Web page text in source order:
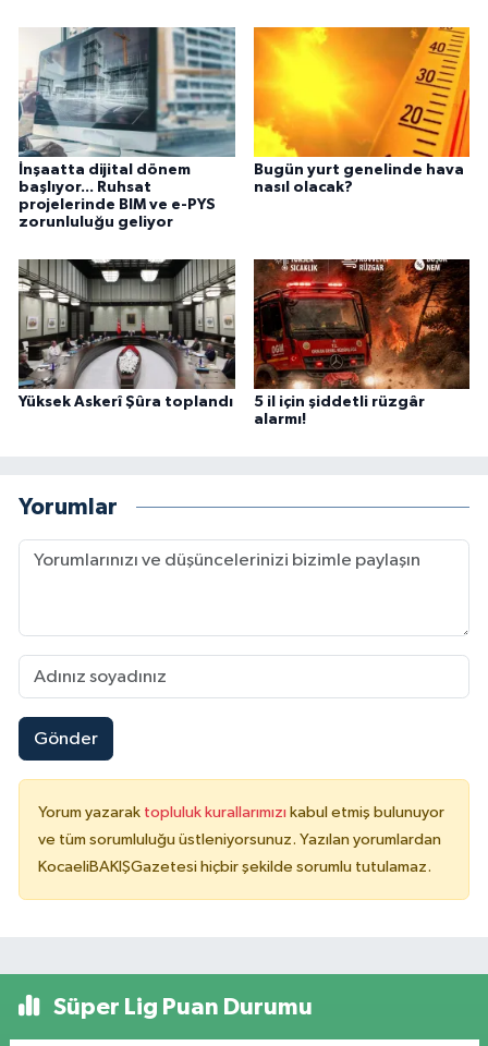
İnşaatta dijital dönem
başlıyor... Ruhsat
projelerinde BIM ve e-PYS
zorunluluğu geliyor
Bugün yurt genelinde hava
nasıl olacak?
Yüksek Askerî Şûra toplandı
5 il için şiddetli rüzgâr
alarmı!
Yorumlar
Gönder
Yorum yazarak topluluk kurallarımızı kabul etmiş bulunuyor
ve tüm sorumluluğu üstleniyorsunuz. Yazılan yorumlardan
KocaeliBAKIŞGazetesi hiçbir şekilde sorumlu tutulamaz.
Süper Lig Puan Durumu